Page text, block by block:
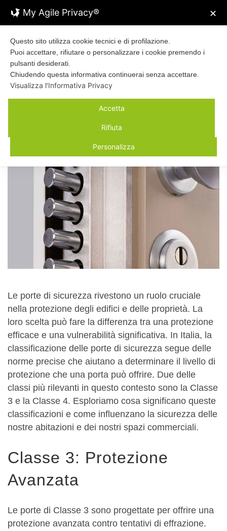
Classi di sicurezza
Le porte di sicurezza rivestono un ruolo cruciale
nella protezione degli edifici e delle proprietà. La
loro scelta può fare la differenza tra una protezione
efficace e una vulnerabilità significativa. In Italia, la
classificazione delle porte di sicurezza segue delle
norme precise che aiutano a determinare il livello di
protezione che una porta può offrire. Due delle
classi più rilevanti in questo contesto sono la Classe
3 e la Classe 4. Esploriamo cosa significano queste
classificazioni e come influenzano la sicurezza delle
nostre abitazioni e dei nostri spazi commerciali.
Classe 3: Protezione
Avanzata
Le porte di Classe 3 sono progettate per offrire una
protezione avanzata contro tentativi di effrazione.
My Agile Privacy® ✕
Questo sito utilizza cookie tecnici e di profilazione.
Puoi accettare, rifiutare o personalizzare i cookie premendo i
pulsanti desiderati.
Chiudendo questa informativa continuerai senza accettare.
Visualizza l'Informativa Privacy
Accetta
Rifiuta
Personalizza